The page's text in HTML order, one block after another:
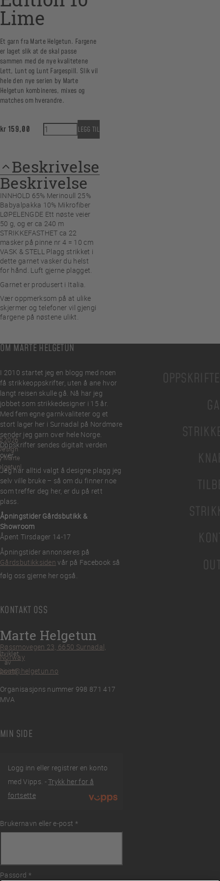
Lime
Et garn fra Marte Helgetun. Fargene
er laget slik at de skal passe
sammen med de nye kvalitetene
Lett, Lunt og Lunt Fargespill. Slik vil
hele den nye serien by Marte
Helgetun kombineres, mixes og
matches om hverandre.
kr 159,00 Luftig Limited Edition 10 Lime antall
LEGG TIL
Beskrivelse
Beskrivelse
INNHOLD 65% Merinoull 25%
Babyalpakka 10% Mikrofiber
LØPELENGDE Ett nøste veier
50 g, og er ca 240 m
STRIKKEFASTHET ca 22
masker på pinne nr 4 = 10 cm
VASK & STELL Plagg strikket i
dette garnet vasker du helst
for hånd. Luft gjerne plagget.
Garnet er produsert i Italia.
Vær oppmerksom på at ulike
skjermer og telefoner vil gjengi
fargene på nøstene ulikt.
OM MARTE HELGETUN
I 2010 startet jeg en blogg med noen
få strikkeoppskrifter, uten å ane hvor
langt reisen skulle gå. Nå har jeg
jobbet som strikkedesigner i 15 år.
Med fem egne garnkvaliteter og et
stort lager her i Surnadal på Nordmøre
sender jeg garn over hele Norge.
Oppskrifter sendes digitalt verden
over.
Jeg har alltid valgt å designe plagg jeg
selv ville bruke – så om du finner noe
som treffer deg her, er du på rett
plass.
Åpningstider Gårdsbutikk &
Showroom
Åpent Tirsdager 14-17
Åpningstider annonseres på
Gårdsbutikksiden vår på Facebook så
følg oss gjerne her også.
KONTAKT OSS
Marte Helgetun
Røssmovegen 23, 6650 Surnadal,
Norway
post@helgetun.no
Organisasjons nummer 998 871 417
MVA
MIN SIDE
Logg inn eller registrer en konto
med Vipps. -Trykk her for å
fortsette
Brukernavn eller e-post *
Påkrevd
Passord *
Påkrevd
2026
Marte
av